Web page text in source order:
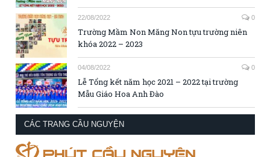
22/08/2022 0
Trường Mầm Non Măng Non tựu trường niên
khóa 2022 – 2023
04/08/2022 0
Lễ Tổng kết năm học 2021 – 2022 tại trường
Mẫu Giáo Hoa Anh Đào
CÁC TRANG CẦU NGUYỆN